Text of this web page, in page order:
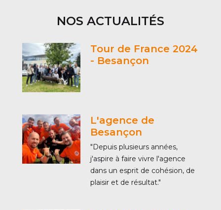
NOS ACTUALITÉS
Tour de France 2024
- Besançon
L'agence de
Besançon
"Depuis plusieurs années,
j'aspire à faire vivre l'agence
dans un esprit de cohésion, de
plaisir et de résultat."